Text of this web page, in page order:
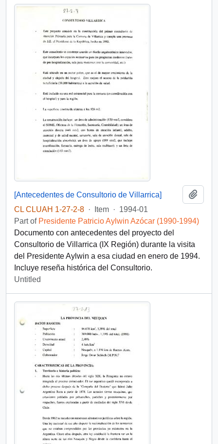
[Antecedentes de Consultorio de Villarrica]
CL CLUAH 1-27-2-8 · Item · 1994-01
Part of Presidente Patricio Aylwin Azócar (1990-1994)
Documento con antecedentes del proyecto del
Consultorio de Villarrica (IX Región) durante la visita
del Presidente Aylwin a esa ciudad en enero de 1994.
Incluye reseña histórica del Consultorio.
Untitled